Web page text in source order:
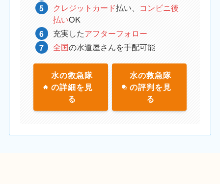
クレジットカード払い、 コンビニ後
払いOK
充実したアフターフォロー
全国の水道屋さんを手配可能
水の救急隊
の詳細を見
る
水の救急隊
の評判を見
る